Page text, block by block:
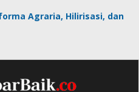
Agraria, Hilirisasi, dan